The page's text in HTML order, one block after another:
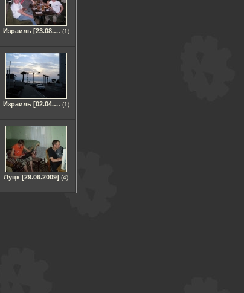
Израиль [23.08.07] (1)
Израиль [02.04.09] (1)
Луцк [29.06.2009] (4)